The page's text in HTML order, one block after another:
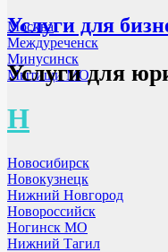
Москва
Междуреченск
Минусинск
Мытищи МО
Н
Новосибирск
Новокузнецк
Нижний Новгород
Новороссийск
Ногинск МО
Нижний Тагил
Услуги для
Услуги для